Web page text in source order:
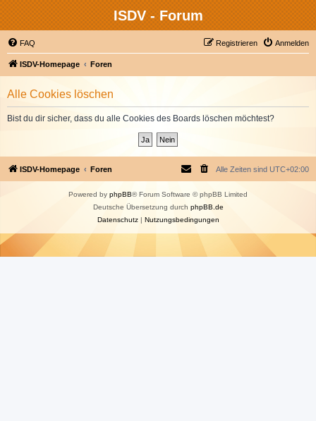
ISDV - Forum
FAQ Anmelden
Registrieren
ISDV-Homepage Foren
Alle Cookies löschen
Bist du dir sicher, dass du alle Cookies des Boards löschen möchtest?
ISDV-Homepage Foren Alle Zeiten sind UTC+02:00
Powered by phpBB® Forum Software © phpBB Limited
Deutsche Übersetzung durch phpBB.de
Datenschutz| Nutzungsbedingungen